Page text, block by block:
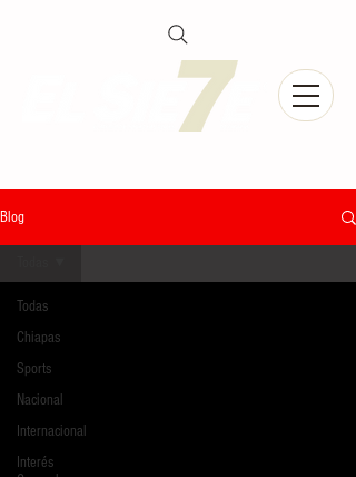
Blog
Todas
Chiapas
Sports
Nacional
Internacional
Interés